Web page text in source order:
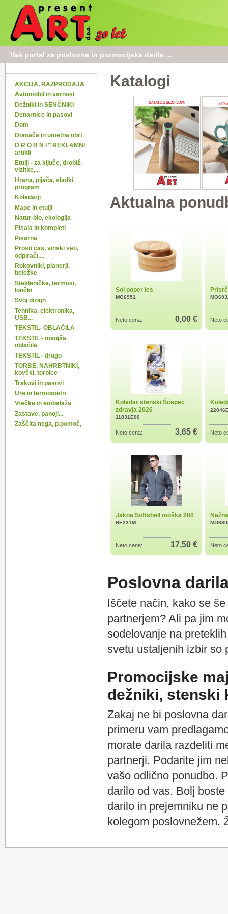
Vaš portal za poslovna in promocijska darila ...
AKCIJA, RAZPRODAJA
Avtomobil in varnost
Dežniki in SENČNIKI
Denarnice in pasovi
Dom
Domača in umetna obrt
D R O B N I * REKLAMNI
artikli
Etuiji - za ključe, drobiž,
vizitke,...
Hrana, pijača, sladki
program
Koledarji
Mape in etuiji
Natur-bio, ekologija
Pisala in kompleti
Pisarna
Prosti čas, vinski seti,
odpirači,...
Rokovniki, planerji,
beležke
Stekleničke, termosi,
lončki
Svoj dizajn
Tehnika, elektronika,
USB...
TEKSTIL- OBLAČILA
TEKSTIL - manjša
oblačila
TEKSTIL - drugo
TORBE, NAHRBTNIKI,
kovčki, torbice
Trakovi in pasovi
Ure in termometri
Vrečke in embalaža
Zastave, panoji...
Zaščita nega, p.pomoč,
Katalogi
Aktualna
Sol poper les
MO6951
Neto cena: 0,00 € Neto
Koledar stenski Ščepec
zdravja 2026
11831E00
Neto cena: 3,65 € Neto
Jakna Softshell moška 280
RE231M
Neto cena: 17,50 € Neto
Poslovna
Iščete način, kako se
partnerjem? Ali pa jim
sodelovanje na
svetu ustaljenih izbir so
Promocijske
dežniki, stenski
Zakaj ne bi poslovna
primeru vam
morate darila razdeliti
partnerji. Podarite jim
vašo odlično ponudbo.
darilo od vas. Bolj
darilo in prejemniku ne
kolegom poslovnežem.